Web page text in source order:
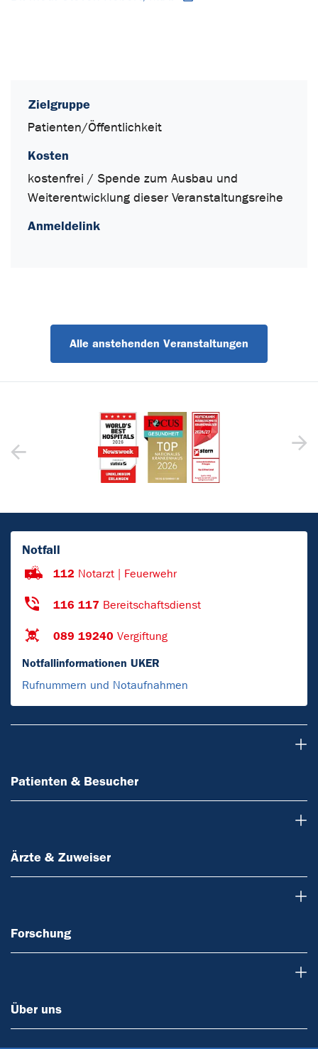
Zielgruppe
Patienten/Öffentlichkeit
Kosten
kostenfrei / Spende zum Ausbau und
Weiterentwicklung dieser Veranstaltungsreihe
Anmeldelink
Alle anstehenden Veranstaltungen
Notfall
112 Notarzt | Feuerwehr
116 117 Bereitschaftsdienst
089 19240 Vergiftung
Notfallinformationen UKER
Rufnummern und Notaufnahmen
Patienten & Besucher
Ärzte & Zuweiser
Forschung
Über uns